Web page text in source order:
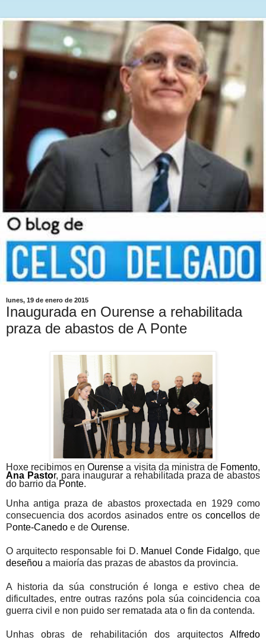
lunes, 19 de enero de 2015
Inaugurada en Ourense a rehabilitada
praza de abastos de A Ponte
Hoxe recibimos enOurense a visita da ministra de Fomento,
Ana Pastor, para inaugurar a rehabilitada praza de abastos
do barrio da Ponte.
Unha antiga praza de abastos proxectada en 1929 como
consecuencia dos acordos asinados entre os concellos de
Ponte-Canedo e de Ourense.
O arquitecto responsable foi D. Manuel Conde Fidalgo, que
deseñou a maioría das prazas de abastos da provincia.
A historia da súa construción é longa e estivo chea de
dificultades, entre outras razóns pola súa coincidencia coa
guerra civil e non puido ser rematada ata o fin da contenda.
Unhas obras de rehabilitación dos arquitectos Alfredo